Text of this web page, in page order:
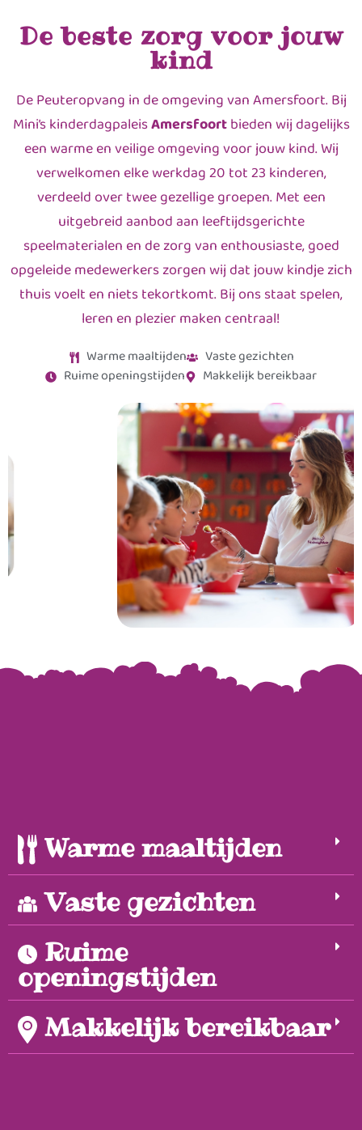
De beste zorg voor jouw
kind
De Peuteropvang in de omgeving van Amersfoort. Bij
Mini’s kinderdagpaleisAmersfoortbieden wij dagelijks
een warme en veilige omgeving voor jouw kind. Wij
verwelkomen elke werkdag 20 tot 23 kinderen,
verdeeld over twee gezellige groepen. Met een
uitgebreid aanbod aan leeftijdsgerichte
speelmaterialen en de zorg van enthousiaste, goed
opgeleide medewerkers zorgen wij dat jouw kindje zich
thuis voelt en niets tekortkomt. Bij ons staat spelen,
leren en plezier maken centraal!
Warme maaltijden
Vaste gezichten
Ruime openingstijden
Makkelijk bereikbaar
Warme maaltijden
Vaste gezichten
Ruime
openingstijden
Makkelijk bereikbaar